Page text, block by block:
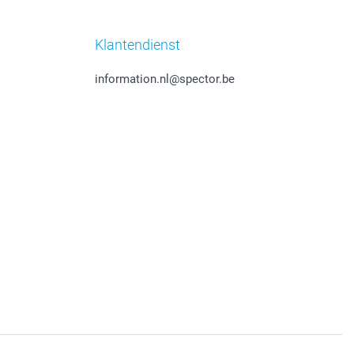
Klantendienst
information.nl@spector.be